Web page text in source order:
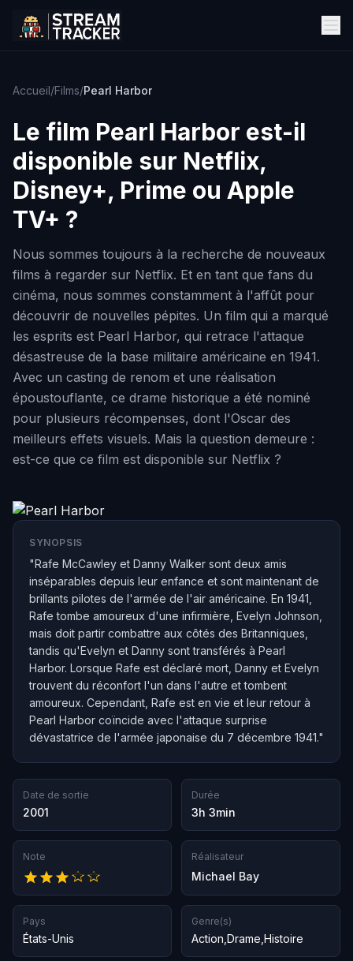
Accueil/Films/Pearl Harbor
Le film Pearl Harbor est-il
disponible sur Netflix,
Disney+, Prime ou Apple
TV+ ?
Nous sommes toujours à la recherche de nouveaux
films à regarder sur Netflix. Et en tant que fans du
cinéma, nous sommes constamment à l'affût pour
découvrir de nouvelles pépites. Un film qui a marqué
les esprits est Pearl Harbor, qui retrace l'attaque
désastreuse de la base militaire américaine en 1941.
Avec un casting de renom et une réalisation
époustouflante, ce drame historique a été nominé
pour plusieurs récompenses, dont l'Oscar des
meilleurs effets visuels. Mais la question demeure :
est-ce que ce film est disponible sur Netflix ?
SYNOPSIS
"Rafe McCawley et Danny Walker sont deux amis
inséparables depuis leur enfance et sont maintenant de
brillants pilotes de l'armée de l'air américaine. En 1941,
Rafe tombe amoureux d'une infirmière, Evelyn Johnson,
mais doit partir combattre aux côtés des Britanniques,
tandis qu'Evelyn et Danny sont transférés à Pearl
Harbor. Lorsque Rafe est déclaré mort, Danny et Evelyn
trouvent du réconfort l'un dans l'autre et tombent
amoureux. Cependant, Rafe est en vie et leur retour à
Pearl Harbor coïncide avec l'attaque surprise
dévastatrice de l'armée japonaise du 7 décembre 1941."
Date de sortie
2001
Durée
3h 3min
Note Réalisateur
Michael Bay
Pays
États-Unis
Genre(s)
Action Drame Histoire